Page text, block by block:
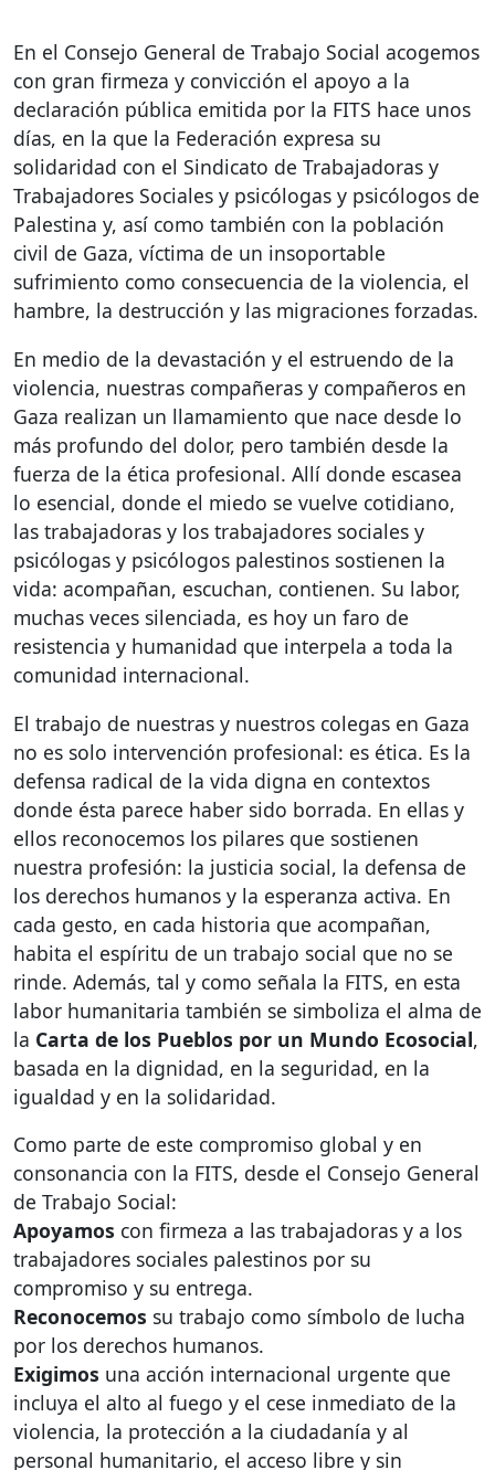
En el Consejo General de Trabajo Social acogemos
con gran firmeza y convicción el apoyo a la
declaración pública emitida por la FITS hace unos
días, en la que la Federación expresa su
solidaridad con el Sindicato de Trabajadoras y
Trabajadores Sociales y psicólogas y psicólogos de
Palestina y, así como también con la población
civil de Gaza, víctima de un insoportable
sufrimiento como consecuencia de la violencia, el
hambre, la destrucción y las migraciones forzadas.
En medio de la devastación y el estruendo de la
violencia, nuestras compañeras y compañeros en
Gaza realizan un llamamiento que nace desde lo
más profundo del dolor, pero también desde la
fuerza de la ética profesional. Allí donde escasea
lo esencial, donde el miedo se vuelve cotidiano,
las trabajadoras y los trabajadores sociales y
psicólogas y psicólogos palestinos sostienen la
vida: acompañan, escuchan, contienen. Su labor,
muchas veces silenciada, es hoy un faro de
resistencia y humanidad que interpela a toda la
comunidad internacional.
El trabajo de nuestras y nuestros colegas en Gaza
no es solo intervención profesional: es ética. Es la
defensa radical de la vida digna en contextos
donde ésta parece haber sido borrada. En ellas y
ellos reconocemos los pilares que sostienen
nuestra profesión: la justicia social, la defensa de
los derechos humanos y la esperanza activa. En
cada gesto, en cada historia que acompañan,
habita el espíritu de un trabajo social que no se
rinde. Además, tal y como señala la FITS, en esta
labor humanitaria también se simboliza el alma de
la Carta de los Pueblos por un Mundo Ecosocial,
basada en la dignidad, en la seguridad, en la
igualdad y en la solidaridad.
Como parte de este compromiso global y en
consonancia con la FITS, desde el Consejo General
de Trabajo Social:
Apoyamos con firmeza a las trabajadoras y a los
trabajadores sociales palestinos por su
compromiso y su entrega.
Reconocemos su trabajo como símbolo de lucha
por los derechos humanos.
Exigimos una acción internacional urgente que
incluya el alto al fuego y el cese inmediato de la
violencia, la protección a la ciudadanía y al
personal humanitario, el acceso libre y sin